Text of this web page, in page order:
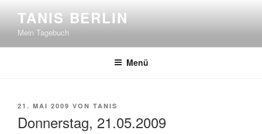
springen
TANIS BERLIN
Mein Tagebuch
Menü
VERÖFFENTLICHT
21. MAI 2009 VON TANIS
Donnerstag, 21.05.2009